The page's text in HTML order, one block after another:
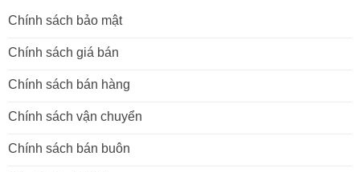
Chính sách bảo mật
Chính sách giá bán
Chính sách bán hàng
Chính sách vận chuyển
Chính sách bán buôn